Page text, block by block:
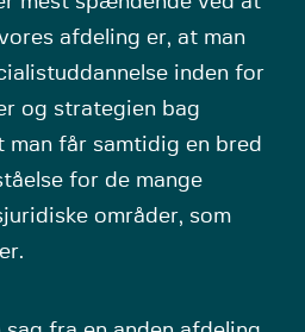
afdeling er, at man
inden for
og strategien bag
man får samtidig en bred
for de mange
områder, som